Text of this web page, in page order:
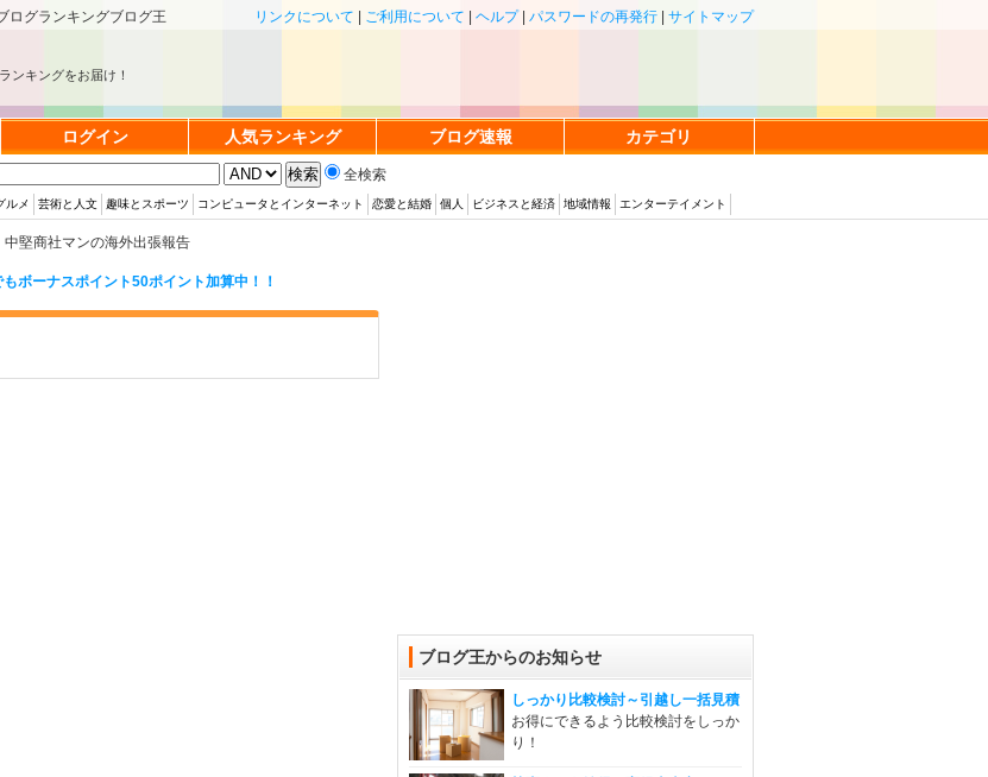
ログランキングブログ王 リンクについて ご利用について ヘルプ| パスワードの再発行 サイトマップ
ンキングをお届け！
ログイン 人気ランキング ブログ速報 カテゴリ
全検索
ルメ 芸術と人文 趣味とスポーツ コンピュータとインターネット 恋愛と結婚 個人 ビジネスと経済 地域情報 エンターテイメント
堅商社マンの海外出張報告
ボーナスポイント50ポイント加算中！！
ブログ王からのお知らせ
しっかり比較検討～引越し一括見積
お得にできるよう比較検討をしっか
り！